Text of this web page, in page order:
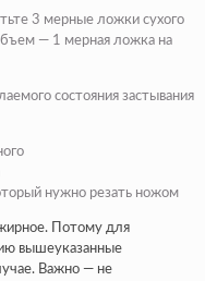
3 мерные ложки сухого
— 1 мерная ложка на
состояния застывания
нужно резать ножом
Потому для
вышеуказанные
Важно — не